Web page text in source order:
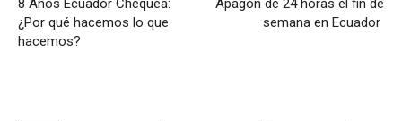
8 Años Ecuador Chequea:
¿Por qué hacemos lo que
hacemos?
Apagón de 24 horas el fin de
semana en Ecuador